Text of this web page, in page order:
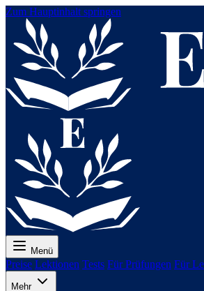
Zum Hauptinhalt springen
Menü
Preise Lektionen Tests Für Prüfungen Für
Mehr